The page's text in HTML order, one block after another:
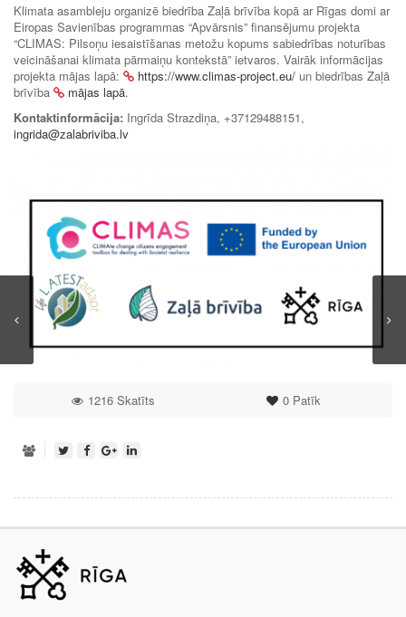
Klimata asambleju organizē biedrība Zaļā brīvība kopā ar Rīgas domi ar
Eiropas Savienības programmas “Apvārsnis” finansējumu projekta
“CLIMAS: Pilsoņu iesaistīšanas metožu kopums sabiedrības noturības
veicināšanai klimata pārmaiņu kontekstā” ietvaros. Vairāk informācijas
projekta mājas lapā:
https://www.climas-project.eu/ un biedrības Zaļā
brīvība
mājas lapā.
Kontaktinformācija: Ingrīda Strazdiņa, +37129488151,
ingrida@zalabriviba.lv
0Patīk
1216 Skatīts